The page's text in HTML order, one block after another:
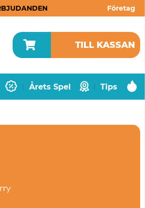
Företag
TILL KASSAN
Årets Spel Tips